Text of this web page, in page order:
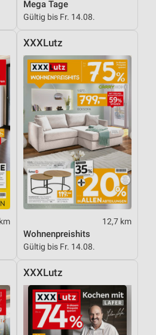
Mega Tage
Gültig bis Fr. 14.08.
XXXLutz
12,7 km
Wohnenpreishits
Gültig bis Fr. 14.08.
XXXLutz